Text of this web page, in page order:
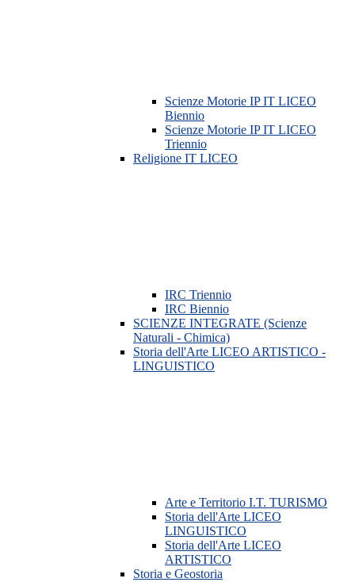
Scienze Motorie IP IT LICEO
Biennio
Scienze Motorie IP IT LICEO
Triennio
Religione IT LICEO
IRC Triennio
IRC Biennio
SCIENZE INTEGRATE (Scienze
Naturali - Chimica)
Storia dell'Arte LICEO ARTISTICO -
LINGUISTICO
Arte e Territorio I.T. TURISMO
Storia dell'Arte LICEO
LINGUISTICO
Storia dell'Arte LICEO
ARTISTICO
Storia e Geostoria